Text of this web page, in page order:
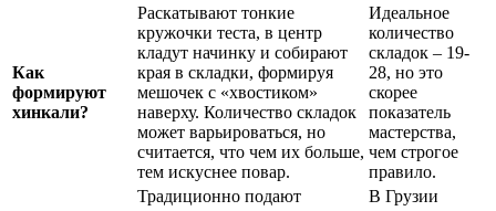
Как
формируют
хинкали?
Раскатывают тонкие
кружочки теста, в центр
кладут начинку и собирают
края в складки, формируя
мешочек с «хвостиком»
наверху. Количество складок
может варьироваться, но
считается, что чем их больше,
тем искуснее повар.
Идеальное
количество
складок – 19-
28, но это
скорее
показатель
мастерства,
чем строгое
правило.
Традиционно подают
В Грузии